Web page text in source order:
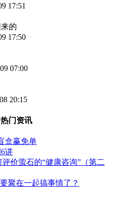
17:51
的
17:50
07:00
20:15
热门资讯
盒赢免单
讲
价萤石的“健康咨询”（第二
聚在一起搞事情了？